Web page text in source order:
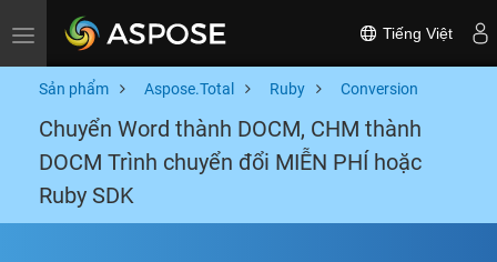
Toggle navigation Tiếng Việt
Sản phẩm Aspose.Total Ruby Conversion
Chuyển Word thành DOCM, CHM thành
DOCM Trình chuyển đổi MIỄN PHÍ hoặc
Ruby SDK